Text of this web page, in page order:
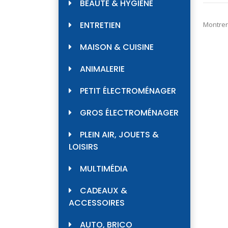
BEAUTÉ & HYGIÈNE
ENTRETIEN
MAISON & CUISINE
ANIMALERIE
PETIT ÉLECTROMÉNAGER
GROS ÉLECTROMÉNAGER
PLEIN AIR, JOUETS &
LOISIRS
MULTIMÉDIA
CADEAUX &
ACCESSOIRES
AUTO, BRICO